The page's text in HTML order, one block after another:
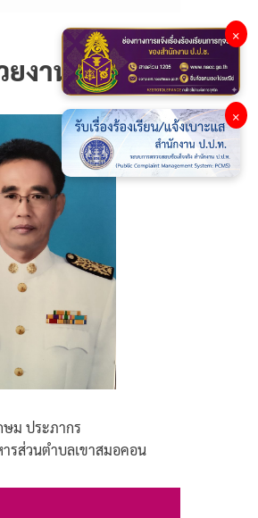
ยงาน
ษม ประภากร
รส่วนตำบลเขาสมอคอน
×
×